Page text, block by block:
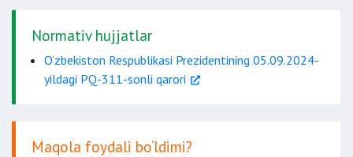
Normativ hujjatlar
O‘zbekiston Respublikasi Prezidentining 05.09.2024-
yildagi PQ-311-sonli qarori
Maqola foydali bo‘ldimi?